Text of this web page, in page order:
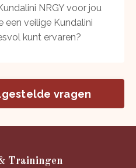
NRGY voor jou
een veilige Kundalini
kunt ervaren?
vragen
Trainingen